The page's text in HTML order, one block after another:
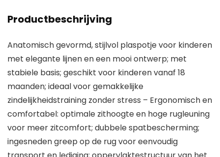
Productbeschrijving
Anatomisch gevormd, stijlvol plaspotje voor kinderen
met elegante lijnen en een mooi ontwerp; met
stabiele basis; geschikt voor kinderen vanaf 18
maanden; ideaal voor gemakkelijke
zindelijkheidstraining zonder stress – Ergonomisch en
comfortabel: optimale zithoogte en hoge rugleuning
voor meer zitcomfort; dubbele spatbescherming;
ingesneden greep op de rug voor eenvoudig